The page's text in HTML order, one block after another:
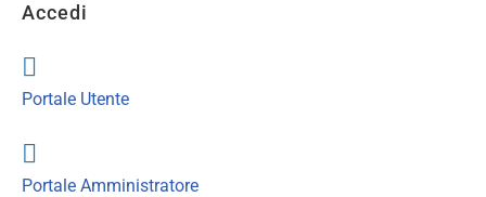
Accedi
Portale Utente
Portale Amministratore